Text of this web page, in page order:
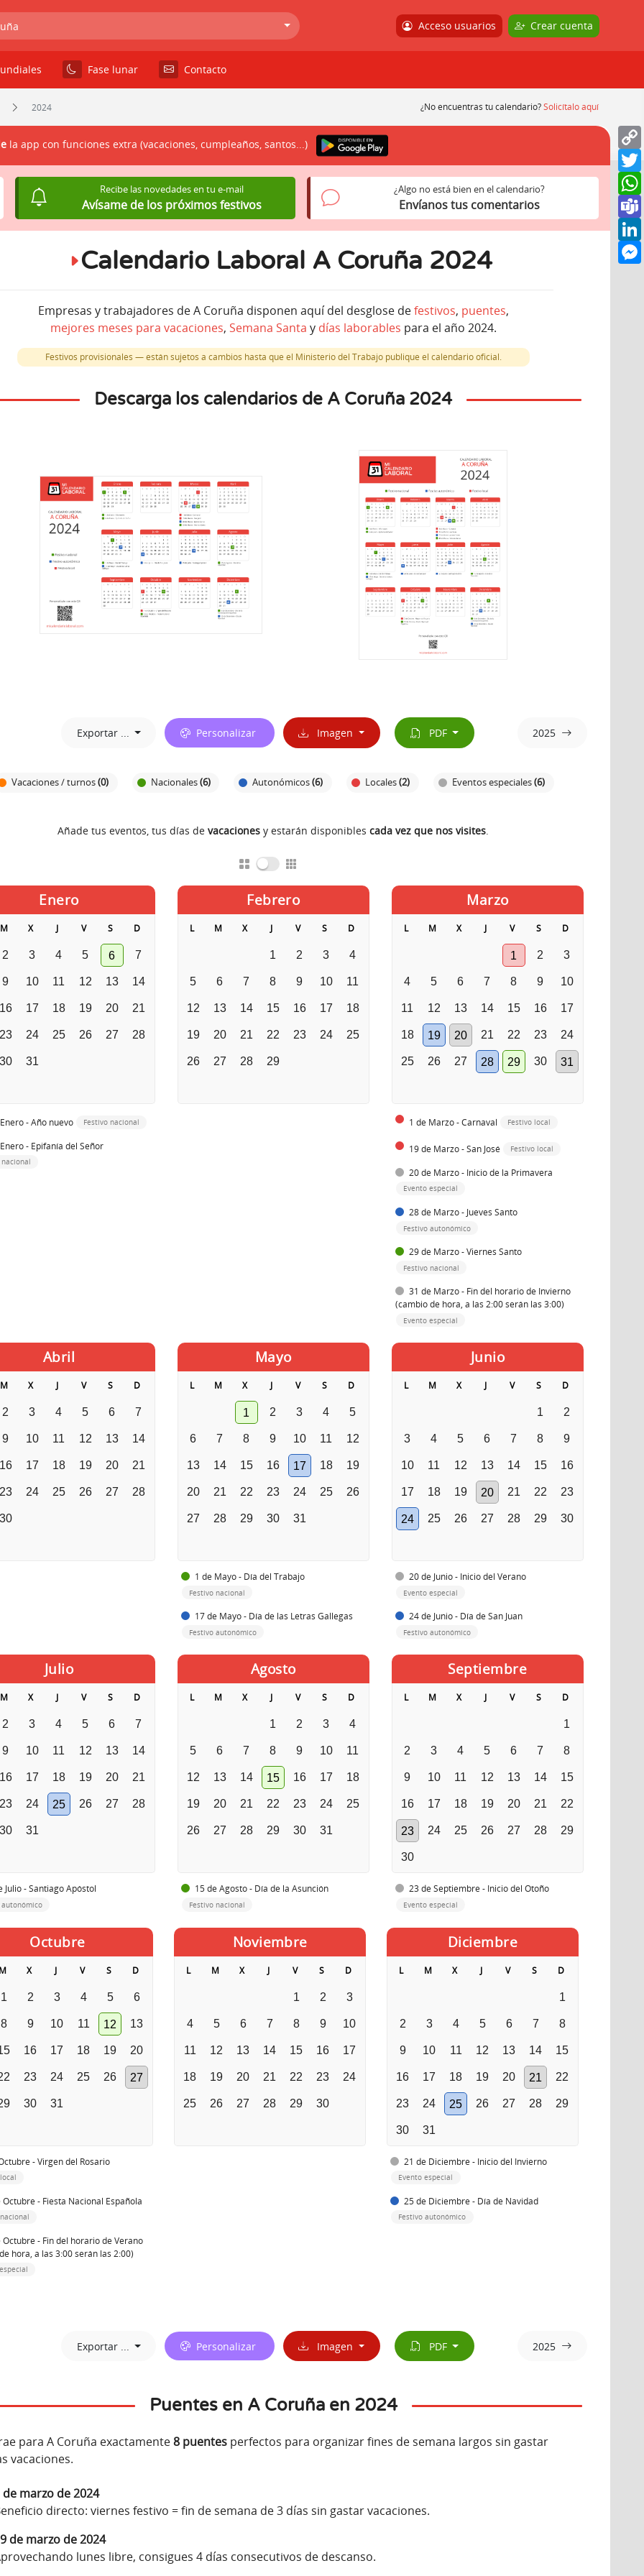
Acceso usuarios Crear cuenta
Fase lunar Contacto
2024 ¿No encuentras tu calendario?Solicítalo aquí
Calendario Laboral A Coruña 2024
Empresas y trabajadores de A Coruña disponen aquí del desglose defestivos, puentes,
mejores meses para vacaciones, Semana Santa y días laborables para el año 2024.
Festivos provisionales — están sujetos a cambios hasta que el Ministerio del Trabajo publique el calendario oficial.
Enero
M X J V S D
2 3 4 5 6 7
9 10 11 12 13 14
16 17 18 19 20 21
23 24 25 26 27 28
30 31
- Año nuevo Festivo nacional
- Epifanía del Señor
nacional
Febrero
L M X J V S D
1 2 3 4
5 6 7 8 9 10 11
12 13 14 15 16 17 18
19 20 21 22 23 24 25
26 27 28 29
Marzo
L M X J V S D
1 2 3
4 5 6 7 8 9 10
11 12 13 14 15 16 17
18 19 20 21 22 23 24
25 26 27 28 29 30 31
1 de Marzo - Carnaval Festivo local
19 de Marzo - San José Festivo local
20 de Marzo - Inicio de la Primavera
Evento especial
28 de Marzo - Jueves Santo
Festivo autonómico
29 de Marzo - Viernes Santo
Festivo nacional
31 de Marzo - Fin del horario de Invierno
(cambio de hora, a las 2:00 serán las 3:00)
Evento especial
Abril
M X J V S D
2 3 4 5 6 7
9 10 11 12 13 14
16 17 18 19 20 21
23 24 25 26 27 28
30
Mayo
L M X J V S D
1 2 3 4 5
6 7 8 9 10 11 12
13 14 15 16 17 18 19
20 21 22 23 24 25 26
27 28 29 30 31
1 de Mayo - Día del Trabajo
Festivo nacional
17 de Mayo - Día de las Letras Gallegas
Festivo autonómico
Junio
L M X J V S D
1 2
3 4 5 6 7 8 9
10 11 12 13 14 15 16
17 18 19 20 21 22 23
24 25 26 27 28 29 30
20 de Junio - Inicio del Verano
Evento especial
24 de Junio - Día de San Juan
Festivo autonómico
Julio
M X J V S D
2 3 4 5 6 7
9 10 11 12 13 14
16 17 18 19 20 21
23 24 25 26 27 28
30 31
Julio - Santiago Apóstol
autonómico
Agosto
L M X J V S D
1 2 3 4
5 6 7 8 9 10 11
12 13 14 15 16 17 18
19 20 21 22 23 24 25
26 27 28 29 30 31
15 de Agosto - Día de la Asunción
Festivo nacional
Septiembre
L M X J V S D
1
2 3 4 5 6 7 8
9 10 11 12 13 14 15
16 17 18 19 20 21 22
23 24 25 26 27 28 29
30
23 de Septiembre - Inicio del Otoño
Evento especial
Octubre
M X J V S D
1 2 3 4 5 6
8 9 10 11 12 13
16 17 18 19 20
23 24 25 26 27
30 31
- Virgen del Rosario
Octubre - Fiesta Nacional Española
Octubre - Fin del horario de Verano
hora, a las 3:00 serán las 2:00)
Noviembre
L M X J V S D
1 2 3
4 5 6 7 8 9 10
11 12 13 14 15 16 17
18 19 20 21 22 23 24
25 26 27 28 29 30
Diciembre
L M X J V S D
1
2 3 4 5 6 7 8
9 10 11 12 13 14 15
16 17 18 19 20 21 22
23 24 25 26 27 28 29
30 31
21 de Diciembre - Inicio del Invierno
Evento especial
25 de Diciembre - Día de Navidad
Festivo autonómico
Descarga los calendarios de A Coruña 2024
Añade tus eventos, tus días devacaciones y estarán disponiblescada vez que nos visites
Exportar ... Personalizar Imagen PDF 2025
Vacaciones / turnos(0) Nacionales(6) Autonómicos(6) Locales(2) Eventos especiales(6)
Exportar ... Personalizar Imagen PDF 2025
Puentes en A Coruña en 2024
para A Coruña exactamente8 puentesperfectos para organizar fines de semana largos sin gastar
vacaciones.
de marzo de 2024
directo: viernes festivo = fin de semana de 3 días sin gastar vacaciones.
de marzo de 2024
lunes libre, consigues 4 días consecutivos de descanso.
Fiesta Nacional Española
Festivo nacional
Inmaculada Concepción
Festivo nacional
Recibe las novedades en tu e-mail
Avísame de los próximos festivos
¿Algo no está bien en el calendario?
Envíanos tus comentarios
la app con funciones extra (vacaciones, cumpleaños, santos...)